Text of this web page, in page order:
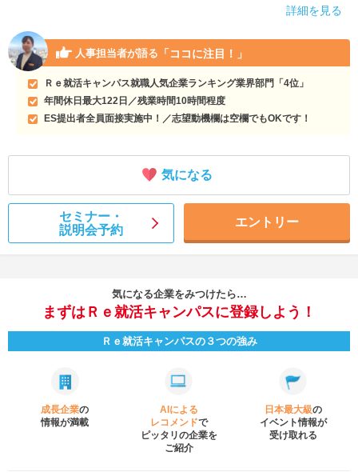
詳細を見る
人事担当者が語る 「ココに注目！」
Ｒｅ就活キャンパス就職人気企業ランキング業界部門「4位」
年間休日最大122日／残業時間10時間程度
ES提出者全員面接実施中！／志望動機欄は空欄でもOKです！
気になる
セミナー・
説明会予約
エントリー
気になる企業をみつけたら…
まずはＲｅ就活キャンパスに登録しよう！
Ｒｅ就活キャンパスの３つの強み
成長企業の
情報が満載
AIによる
レコメンドで
ピッタリの企業を
ご紹介
日本最大級の
イベント情報が
受け取れる